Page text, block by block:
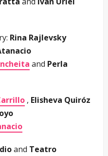
Rina Rajlevsky
and Perla
, Elisheva Quiróz
and Teatro